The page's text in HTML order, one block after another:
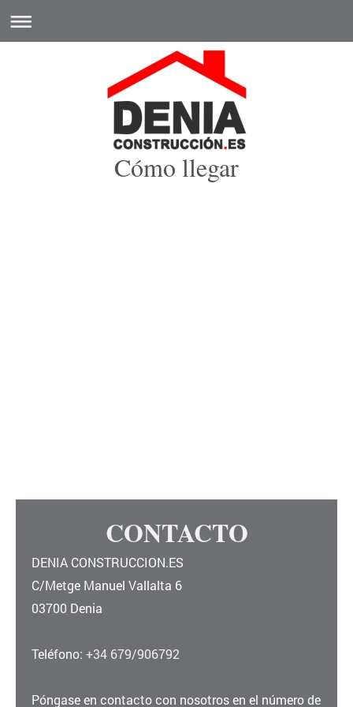
Cómo llegar
CONTACTO
DENIA CONSTRUCCION.ES
C/Metge Manuel Vallalta 6
03700 Denia
Teléfono: +34 679/906792
Póngase en contacto con nosotros en el número de